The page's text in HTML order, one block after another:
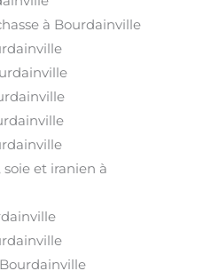
à Bourdainville
et iranien à